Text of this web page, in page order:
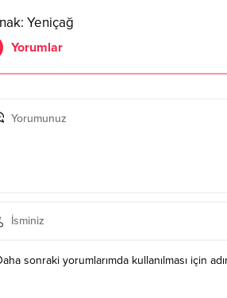
Yeniçağ
Yorumlar
sonraki yorumlarımda kullanılması için